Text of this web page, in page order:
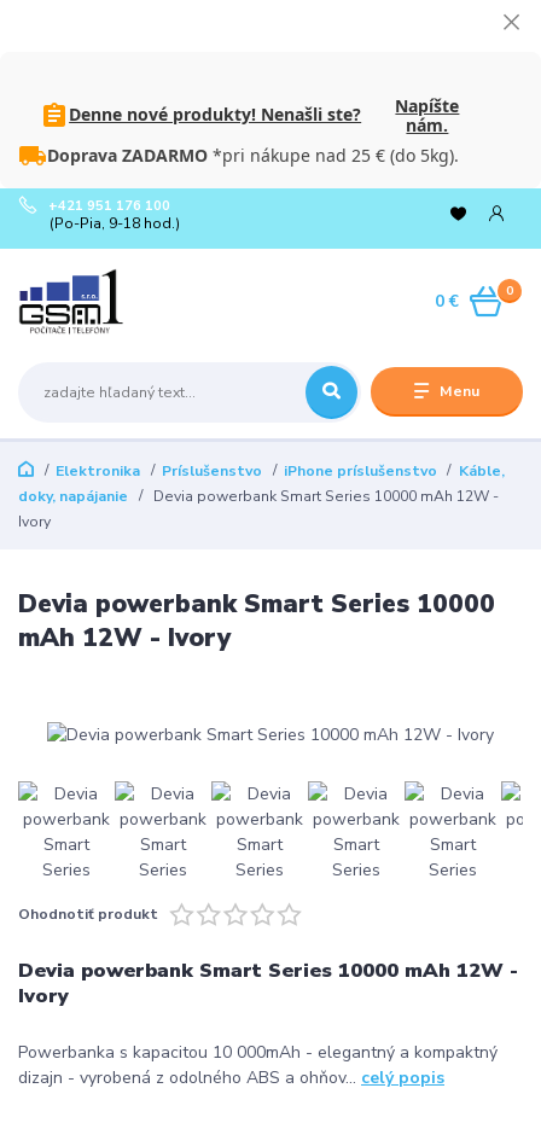
Denne nové produkty! Nenašli ste?
Napíšte
nám.
Doprava ZADARMO *pri nákupe nad 25 € (do 5kg).
Menu
+421 951 176 100
(Po-Pia, 9-18 hod.)
0
0 €
Elektronika Príslušenstvo iPhone príslušenstvo
Káble,
doky, napájanie
Devia powerbank Smart Series 10000 mAh 12W -
Ivory
Devia powerbank Smart Series 10000
mAh 12W - Ivory
Ohodnotiť produkt
Devia powerbank Smart Series 10000 mAh 12W -
Ivory
Powerbanka s kapacitou 10 000mAh - elegantný a kompaktný
dizajn - vyrobená z odolného ABS a ohňov... celý popis